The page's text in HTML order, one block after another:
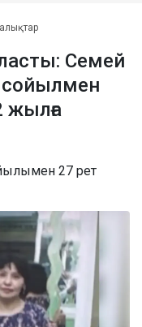
Семей
сойылмен
жылға
27 рет